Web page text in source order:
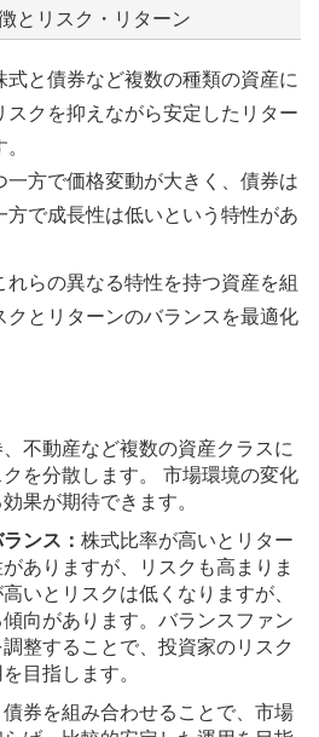
とリスク・リターン
と債券など複数の種類の資産に
クを抑えながら安定したリター
方で価格変動が大きく、債券は
で成長性は低いという特性があ
らの異なる特性を持つ資産を組
クとリターンのバランスを最適化
不動産など複数の資産クラスに
を分散します。 市場環境の変化
果が期待できます。
ンス： 株式比率が高いとリター
ありますが、リスクも高まりま
いとリスクは低くなりますが、
向があります。バランスファン
整することで、投資家のリスク
目指します。
券を組み合わせることで、市場